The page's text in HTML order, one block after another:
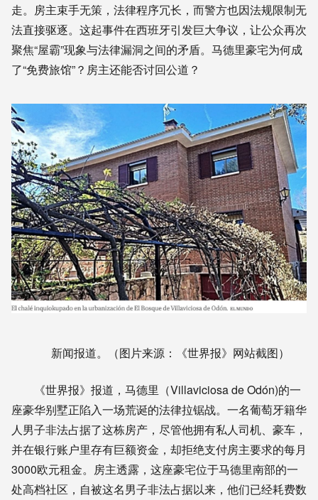
走。房主束手无策，法律程序冗长，而警方也因法规限制无
法直接驱逐。这起事件在西班牙引发巨大争议，让公众再次
聚焦“屋霸”现象与法律漏洞之间的矛盾。马德里豪宅为何成
了“免费旅馆”？房主还能否讨回公道？
新闻报道。（图片来源：《世界报》网站截图）
《世界报》报道，马德里（Villaviciosa de Odón)的一
座豪华别墅正陷入一场荒诞的法律拉锯战。一名葡萄牙籍华
人男子非法占据了这栋房产，尽管他拥有私人司机、豪车，
并在银行账户里存有巨额资金，却拒绝支付房主要求的每月
3000欧元租金。房主透露，这座豪宅位于马德里南部的一
处高档社区，自被这名男子非法占据以来，他们已经耗费数